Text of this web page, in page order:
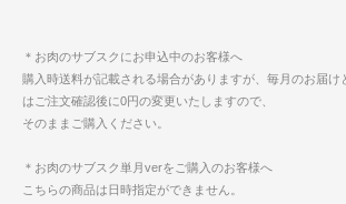
＊お肉のサブスクにお申込中のお客様へ
購入時送料が記載される場合がありますが、毎月のお届け
はご注文確認後に0円の変更いたしますので、
そのままご購入ください。
＊お肉のサブスク単月verをご購入のお客様へ
こちらの商品は日時指定ができません。